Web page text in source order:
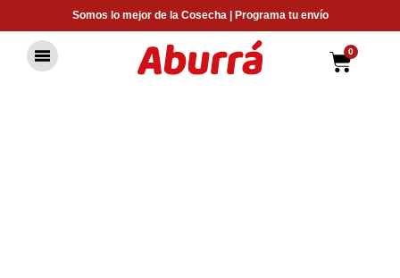
al
contenido
Somos lo mejor de la Cosecha | Programa tu envío
0